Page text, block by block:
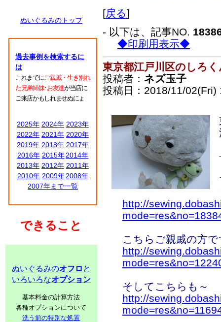
ぬいぐるみのトップ
過去事例を検索するに
は
これまでにご親戚・生き別れ
た兄弟姉妹･お友達が当店に
ご来店かもしれませぬにょ
2025年 2024年 2023年
2022年 2021年 2020年
2019年 2018年 2017年
2016年 2015年 2014年
2013年 2012年 2011年
2010年 2009年 2008年
2007年まで一覧
できること
ぬいぐるみのオフロ と
いろいろなオプション
基本料金の計算方法
各種オプションについて
洗う前の特別な処置
[戻る]
- 以下は、記事NO.
◆印刷用表示◆
東京都江戸川区のしろ
投稿者： ネズ玉子
投稿日：2018/11/
http://
こちらご親戚の方
http://
そしてこちらも～
http://